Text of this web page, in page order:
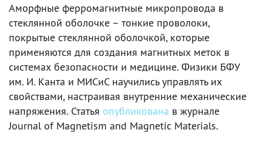
Аморфные ферромагнитные микропровода в
стеклянной оболочке – тонкие проволоки,
покрытые стеклянной оболочкой, которые
применяются для создания магнитных меток в
системах безопасности и медицине. Физики БФУ
им. И. Канта и МИСиС научились управлять их
свойствами, настраивая внутренние механические
напряжения. Статья опубликована в журнале
Journal of Magnetism and Magnetic Materials.